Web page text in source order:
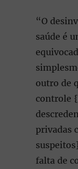
“O
saúde é
outro de
controle
privadas
falta de